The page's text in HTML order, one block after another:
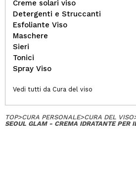
Creme solari viso
Detergenti e Struccanti
Esfoliante Viso
Maschere
Sieri
Tonici
Spray Viso
Vedi tutti da Cura del viso
TOP>CURA PERSONALE>CURA DEL VISO
SEOUL GLAM - CREMA IDRATANTE PER